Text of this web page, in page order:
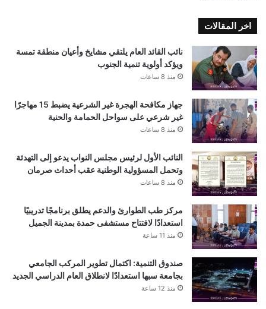
اخر المقالات
نائب القائد العام يلتقي مشايخ وأعيان منطقة تمسة
ويؤكد أولوية تنمية الجنوب
منذ 8 ساعات
جهاز مكافحة الهجرة غير الشرعية يضبط 15 مهاجرًا
غير شرعي على سواحل الحمامة والحنية
منذ 8 ساعات
النائب الأول لرئيس مجلس النواب يدعو إلى التهدئة
وتحمل المسؤولية الوطنية عقب أحداث صرمان
منذ 8 ساعات
مركز طب الطوارئ والدعم يطلق برنامجًا تدريبيًا
استعدادًا لافتتاح مستشفى حمدة بمدينة الجميل
منذ 11 ساعة
صندوق التنمية: اكتمال تطوير المركب الجامعي
بجامعة سبها استعدادًا لانطلاق العام الدراسي الجديد
منذ 12 ساعة